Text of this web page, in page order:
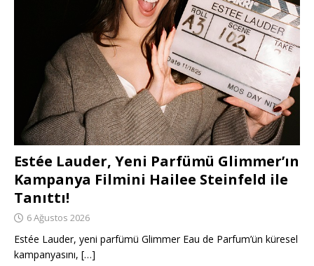
Estée Lauder, Yeni Parfümü Glimmer’ın
Kampanya Filmini Hailee Steinfeld ile
Tanıttı!
6 Ağustos 2026
Estée Lauder, yeni parfümü Glimmer Eau de Parfum’ün küresel
kampanyasını, […]